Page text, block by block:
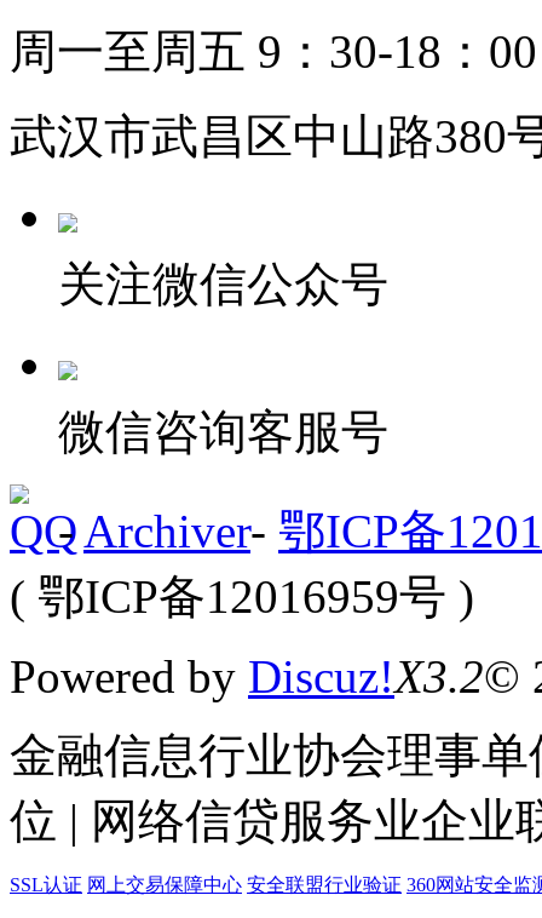
周一至周五 9：30-18：00
武汉市武昌区中山路380
关注微信公众号
微信咨询客服号
- Archiver- 鄂ICP备
( 鄂ICP备12016959号 )
Powered by Discuz!X3.2©
金融信息行业协会理事
位 | 网络信贷服务业企业
SSL认证 网上交易保障中心 安全联盟行业验证 360网站安全监